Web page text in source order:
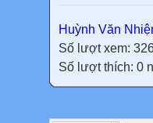
Huỳnh Văn
Số lượt xem:
Số lượt thích: 0